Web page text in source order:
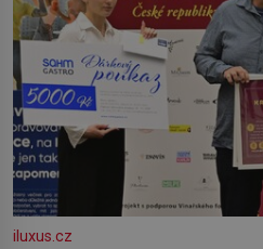
iluxus.cz